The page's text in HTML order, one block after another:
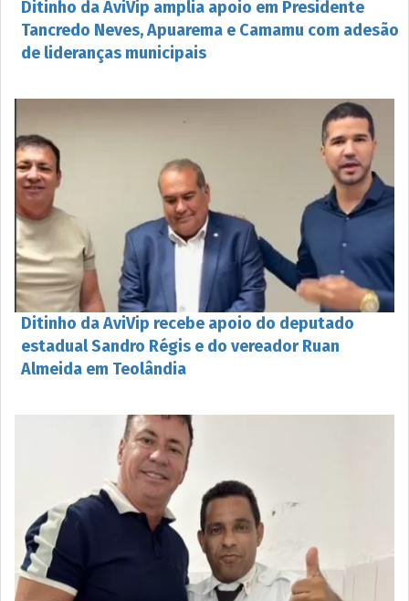
Ditinho da AviVip amplia apoio em Presidente
Tancredo Neves, Apuarema e Camamu com adesão
de lideranças municipais
Ditinho da AviVip recebe apoio do deputado
estadual Sandro Régis e do vereador Ruan
Almeida em Teolândia